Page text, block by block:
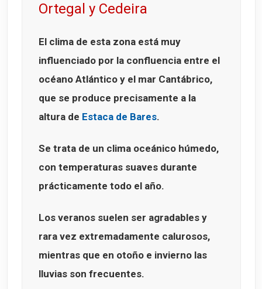
Ortegal y Cedeira
El clima de esta zona está muy
influenciado por la confluencia entre el
océano Atlántico y el mar Cantábrico,
que se produce precisamente a la
altura de Estaca de Bares.
Se trata de un clima oceánico húmedo,
con temperaturas suaves durante
prácticamente todo el año.
Los veranos suelen ser agradables y
rara vez extremadamente calurosos,
mientras que en otoño e invierno las
lluvias son frecuentes.